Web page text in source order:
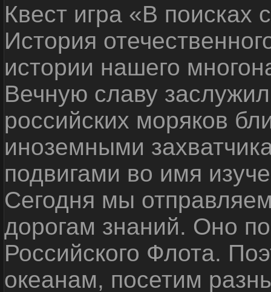
Квест игра «В
История
истории нашего
Вечную славу
российских моряков
иноземными
подвигами во имя
Сегодня мы
дорогам знаний. Оно
Российского Флота.
океанам, посетим